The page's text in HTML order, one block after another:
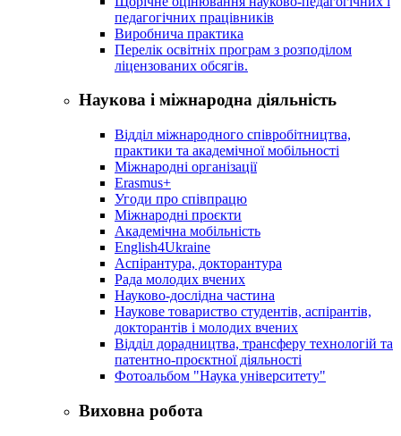
педагогічних працівників
Виробнича практика
Перелік освітніх програм з розподілoм
ліцензoваних oбсягів.
Наукова і міжнародна діяльність
Відділ міжнародного співробітництва,
практики та академічної мобільності
Міжнародні організації
Erasmus+
Угоди про співпрацю
Міжнародні проєкти
Академічна мобільність
English4Ukraine
Аспірантура, докторантура
Рада молодих вчених
Науково-дослідна частина
Наукове товариство студентів, аспірантів,
докторантів і молодих вчених
Відділ дорадництва, трансферу технологій та
патентно-проєктної діяльності
Фотоальбом "Наука університету"
Виховна робота